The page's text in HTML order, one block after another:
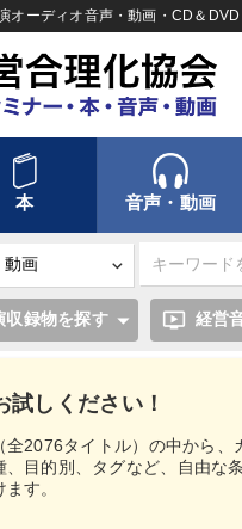
オーディオ音声・動画・CD＆
本 音声・動画
試しください！
2076タイトル）の中から、
、目的別、タグなど、自由な
す。
収録物を探す ondemand_video 経営
MIMIGAKU／ミミガク／耳学】
リーミング・ダウンロード）